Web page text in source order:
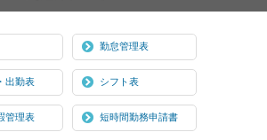
勤怠管理表
出勤表 シフト表
管理表 短時間勤務申請書